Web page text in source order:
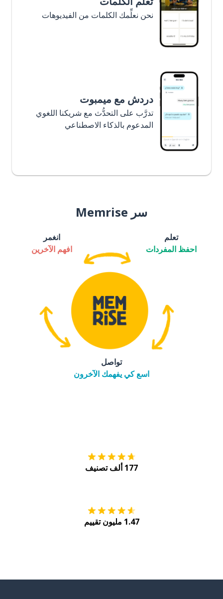
نحن نعلِّمك الكلمات من الفيديوهات
دردش مع ميمبوت
تدرَّب على التحدُّث مع شريكنا اللغوي
المدعوم بالذكاء الاصطناعي
سر Memrise
تعلم
احفظ المفردات
انغمر
افهم الآخرين
تواصل
اسع كي يفهمك الآخرون
177 ألف تصنيف
1.47 مليون تقييم